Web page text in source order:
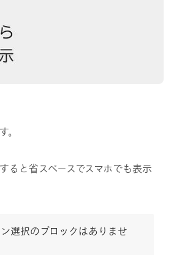
。
ると省スペースでスマホでも表示
選択のブロックはありませ